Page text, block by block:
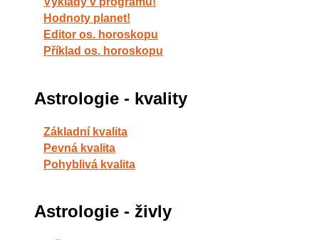
Hodnoty planet!
Editor os. horoskopu
Příklad os. horoskopu
Astrologie - kvality
Základní kvalita
Pevná kvalita
Pohyblivá kvalita
Astrologie - živly